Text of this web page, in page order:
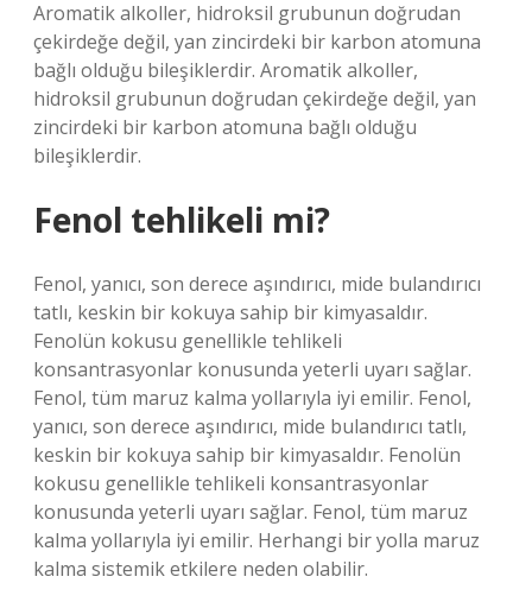
Aromatik alkoller, hidroksil grubunun doğrudan
çekirdeğe değil, yan zincirdeki bir karbon atomuna
bağlı olduğu bileşiklerdir. Aromatik alkoller,
hidroksil grubunun doğrudan çekirdeğe değil, yan
zincirdeki bir karbon atomuna bağlı olduğu
bileşiklerdir.
Fenol tehlikeli mi?
Fenol, yanıcı, son derece aşındırıcı, mide bulandırıcı
tatlı, keskin bir kokuya sahip bir kimyasaldır.
Fenolün kokusu genellikle tehlikeli
konsantrasyonlar konusunda yeterli uyarı sağlar.
Fenol, tüm maruz kalma yollarıyla iyi emilir. Fenol,
yanıcı, son derece aşındırıcı, mide bulandırıcı tatlı,
keskin bir kokuya sahip bir kimyasaldır. Fenolün
kokusu genellikle tehlikeli konsantrasyonlar
konusunda yeterli uyarı sağlar. Fenol, tüm maruz
kalma yollarıyla iyi emilir. Herhangi bir yolla maruz
kalma sistemik etkilere neden olabilir.